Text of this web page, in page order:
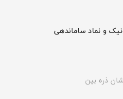
و نماد ساماندهی